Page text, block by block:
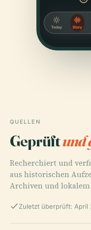
QUELLEN
Geprüftund
Recherchiert und
aus historischen
Archiven und lokalem
Zuletzt überprüft: April